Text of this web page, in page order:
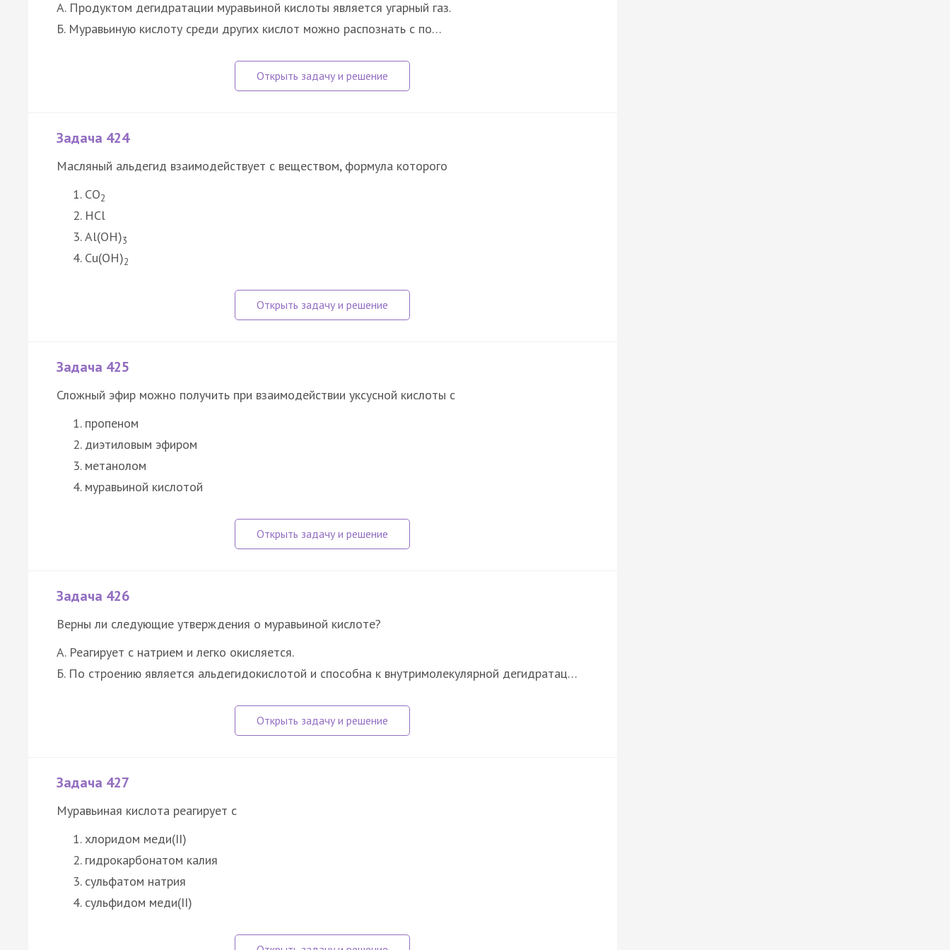
А. Продуктом дегидратации муравьиной кислоты является угарный газ.
Б. Муравьиную кислоту среди других кислот можно распознать с по…
Задача 424
Масляный альдегид взаимодействует с веществом, формула которого
CO2
HCl
Al(OH)3
Cu(OH)2
Задача 425
Сложный эфир можно получить при взаимодействии уксусной кислоты с
пропеном
диэтиловым эфиром
метанолом
муравьиной кислотой
Задача 426
Верны ли следующие утверждения о муравьиной кислоте?
А. Реагирует с натрием и легко окисляется.
Б. По строению является альдегидокислотой и способна к внутримолекулярной дегидратац…
Задача 427
Муравьиная кислота реагирует с
хлоридом меди(II)
гидрокарбонатом калия
сульфатом натрия
сульфидом меди(II)